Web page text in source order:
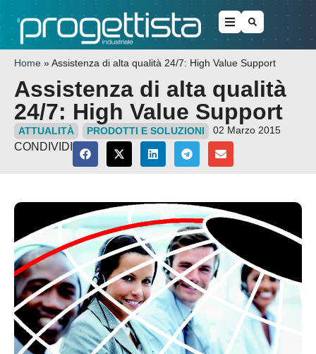
Home » Assistenza di alta qualità 24/7: High Value Support
Assistenza di alta qualità
24/7: High Value Support
ATTUALITÀ PRODOTTI E SOLUZIONI 02 Marzo 2015
CONDIVIDI